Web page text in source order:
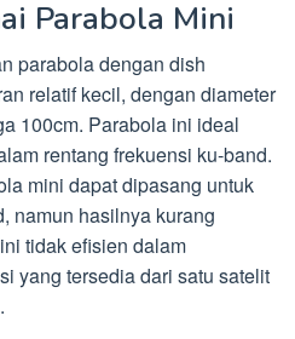
Parabola Mini
parabola dengan dish
relatif kecil, dengan diameter
100cm. Parabola ini ideal
rentang frekuensi ku-band.
mini dapat dipasang untuk
namun hasilnya kurang
tidak efisien dalam
yang tersedia dari satu satelit